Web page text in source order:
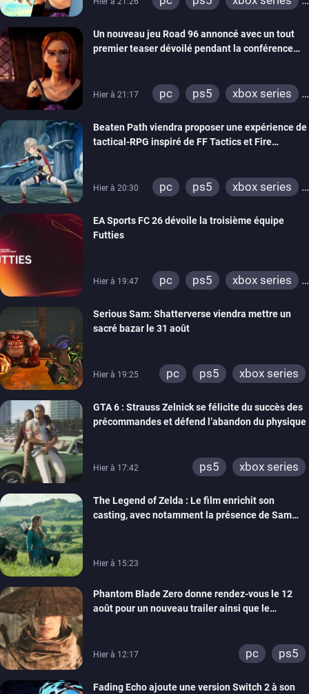
xbox one
switch 2
Un nouveau jeu Road 96 annoncé avec un tout
premier teaser dévoilé pendant la conférence
Hier à 21:17 pc ps5
xbox series
xbox one
Beaten Path viendra proposer une expérience de
tactical-RPG inspiré de FF Tactics et Fire
Hier à 20:30 pc ps5
xbox series
EA Sports FC 26 dévoile la troisième équipe
Futties
Hier à 19:47 pc ps5
xbox series
xbox one
switch 2
Serious Sam: Shatterverse viendra mettre un
sacré bazar le 31 août
Hier à 19:25 pc ps5 xbox series
GTA 6 : Strauss Zelnick se félicite du succès des
précommandes et défend l’abandon du physique
Hier à 17:42 ps5 xbox series
The Legend of Zelda : Le film enrichit son
casting, avec notamment la présence de Sam
Hier à 15:23
Phantom Blade Zero donne rendez-vous le 12
août pour un nouveau trailer ainsi que le
Hier à 12:17 pc ps5
Fading Echo ajoute une version Switch 2 à son